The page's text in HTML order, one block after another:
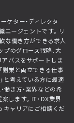
ケター・ディレクタ
エージェントです。リ
な働き方ができる求人
のグロース戦略、大
アパスをサポートしま
副業と両立できる仕事
と考えている方に最適
働き方・業界などの希
します。IT・DX業界
キャリアにご相談くだ